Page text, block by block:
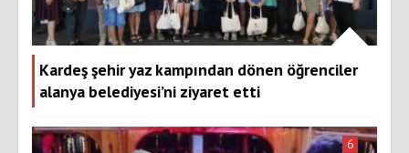
Kardeş şehir yaz kampından dönen öğrenciler
alanya belediyesi’ni ziyaret etti
6